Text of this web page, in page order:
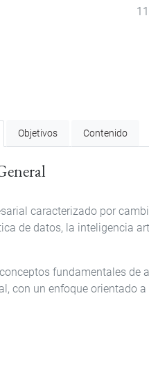
Objetivos Contenido
caracterizado por
de datos, la inteligencia
fundamentales
con un enfoque orientado